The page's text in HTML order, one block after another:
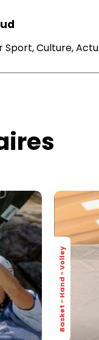
Sport, Culture, Actu
Basket - Hand - Volley